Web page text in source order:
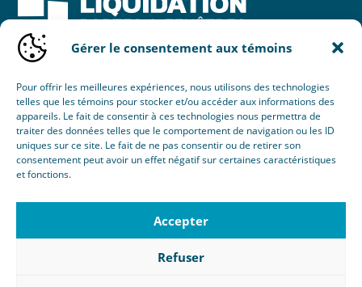
Gérer le consentement aux témoins
Pour offrir les meilleures expériences, nous utilisons des technologies
telles que les témoins pour stocker et/ou accéder aux informations des
appareils. Le fait de consentir à ces technologies nous permettra de
traiter des données telles que le comportement de navigation ou les ID
uniques sur ce site. Le fait de ne pas consentir ou de retirer son
consentement peut avoir un effet négatif sur certaines caractéristiques
et fonctions.
Accepter
Refuser
Une initiative de :
© 2026 Nouvel Horizon Portes & Fenêtres Inc.
RBQ : 8103-8077-38
Politique de confidentialité|Gérer le consentement aux